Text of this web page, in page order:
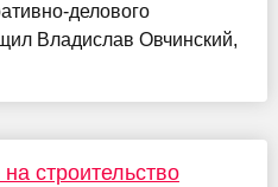
делового
Владислав Овчинский,
строительство